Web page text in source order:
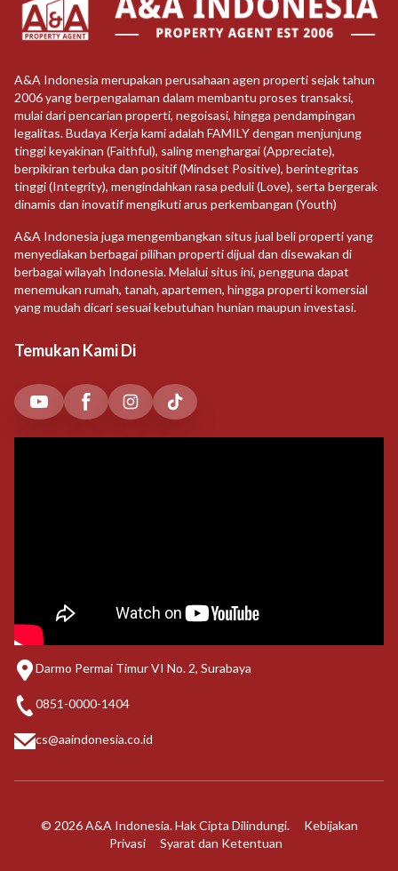
A&A Indonesia merupakan perusahaan agen properti sejak tahun
2006 yang berpengalaman dalam membantu proses transaksi,
mulai dari pencarian properti, negoisasi, hingga pendampingan
legalitas. Budaya Kerja kami adalah FAMILY dengan menjunjung
tinggi keyakinan (Faithful), saling menghargai (Appreciate),
berpikiran terbuka dan positif (Mindset Positive), berintegritas
tinggi (Integrity), mengindahkan rasa peduli (Love), serta bergerak
dinamis dan inovatif mengikuti arus perkembangan (Youth)
A&A Indonesia juga mengembangkan situs jual beli properti yang
menyediakan berbagai pilihan properti dijual dan disewakan di
berbagai wilayah Indonesia. Melalui situs ini, pengguna dapat
menemukan rumah, tanah, apartemen, hingga properti komersial
yang mudah dicari sesuai kebutuhan hunian maupun investasi.
Temukan Kami Di
Darmo Permai Timur VI No. 2, Surabaya
0851-0000-1404
cs@aaindonesia.co.id
© 2026 A&A Indonesia. Hak Cipta Dilindungi.
Kebijakan
Privasi
Syarat dan Ketentuan